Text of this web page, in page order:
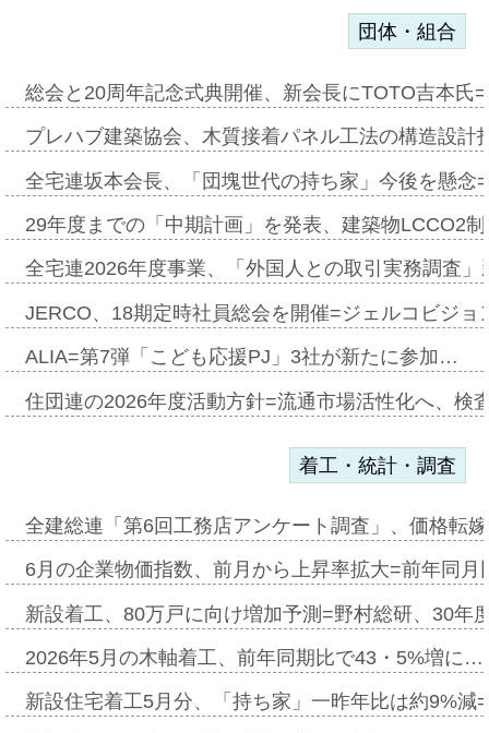
団体・組合
総会と20周年記念式典開催、新会長にTOTO吉本氏
プレハブ建築協会、木質接着パネル工法の構造設
全宅連坂本会長、「団塊世代の持ち家」今後を懸
29年度までの「中期計画」を発表、建築物LCCO2
全宅連2026年度事業、「外国人との取引実務調査
JERCO、18期定時社員総会を開催=ジェルコビジ
ALIA=第7弾「こども応援PJ」3社が新たに参加…
住団連の2026年度活動方針=流通市場活性化へ、検
着工・統計・調査
全建総連「第6回工務店アンケート調査」、価格転
6月の企業物価指数、前月から上昇率拡大=前年同
新設着工、80万戸に向け増加予測=野村総研、30年
2026年5月の木軸着工、前年同期比で43・5%増に…
新設住宅着工5月分、「持ち家」一昨年比は約9%